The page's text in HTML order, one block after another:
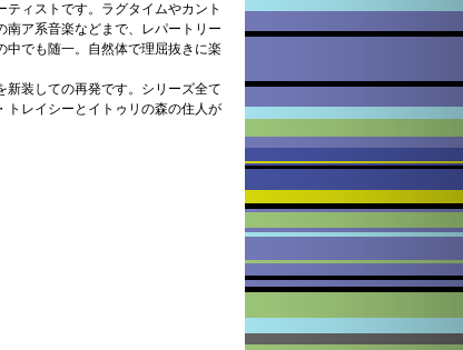
ィストです。ラグタイムやカント
南ア系音楽などまで、レパートリー
中でも随一。自然体で理屈抜きに楽
新装しての再発です。シリーズ全て
トレイシーとイトゥリの森の住人が